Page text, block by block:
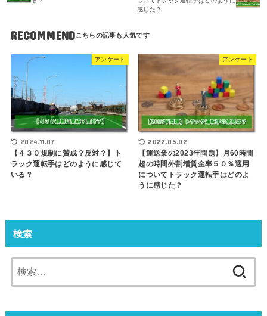
感じた？
RECOMMEND
アンケート
2024.11.07
【４３０規制に賛成？反対？】ト
ラック運転手はどのように感じて
いる？
アンケート
2022.05.02
【運送業の2023年問題】月60時間
超の時間外割増賃金率５０％適用
についてトラック運転手はどのよ
うに感じた？
検索
索: